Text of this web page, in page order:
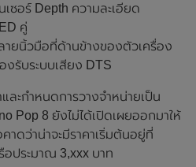
เซอร์ Depth ความละเอียด
คู่
ายนิ้วมือที่ด้านข้างของตัวเครื่อง
งรับระบบเสียง DTS
ละกำหนดการวางจำหน่ายเป็น
Pop 8 ยังไม่ได้เปิดเผยออกมาให้
าดว่าน่าจะมีราคาเริ่มต้นอยู่ที่
อประมาณ 3,xxx บาท